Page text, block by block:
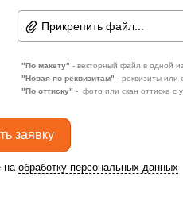
Прикрепить файл...
"По макету" - векторный файл в одной
"Новая по реквизитам" - реквизиты или
"По оттиску" - фото или скан оттиска с
заявку
на обработку персональных данных